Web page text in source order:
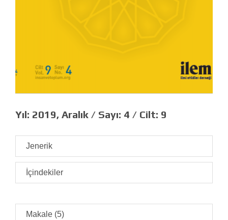
Yıl: 2019, Aralık / Sayı: 4 / Cilt: 9
Jenerik
İçindekiler
Makale (5)